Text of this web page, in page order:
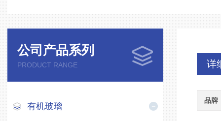
公司产品系列
PRODUCT RANGE
有机玻璃
详
品牌